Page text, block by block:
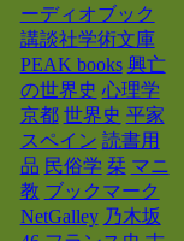
ーディオブック
講談社学術文庫
PEAK books 興亡
の世界史 心理学
京都 世界史 平家
スペイン 読書用
品 民俗学 栞 マニ
教 ブックマーク
NetGalley 乃木坂